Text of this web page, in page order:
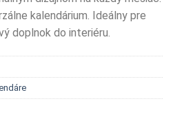
kalendárium. Ideálny pre
doplnok do interiéru.